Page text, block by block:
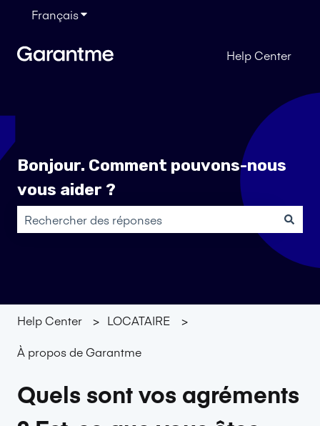
FrançaisAfficher le sous-menu pour les traductions
Help Center
Bonjour. Comment pouvons-nous
vous aider ?
Il n'y a aucune suggestion car le champ de recherche
Help Center LOCATAIRE
À propos de Garantme
Quels sont vos agréments